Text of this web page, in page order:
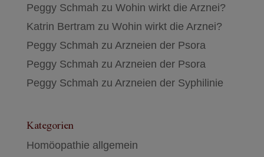
Peggy Schmah zu Wohin wirkt die Arznei?
Katrin Bertram zu Wohin wirkt die Arznei?
Peggy Schmah zu Arzneien der Psora
Peggy Schmah zu Arzneien der Psora
Peggy Schmah zu Arzneien der Syphilinie
Kategorien
Homöopathie allgemein